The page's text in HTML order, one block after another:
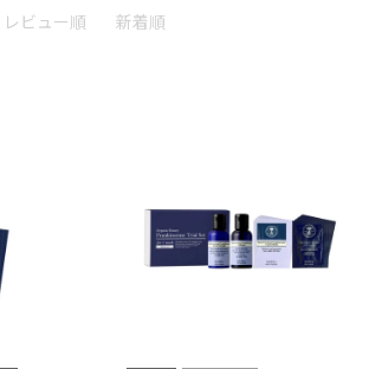
レビュー順 新着順